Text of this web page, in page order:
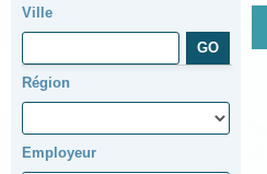
Ville
Région
Employeur